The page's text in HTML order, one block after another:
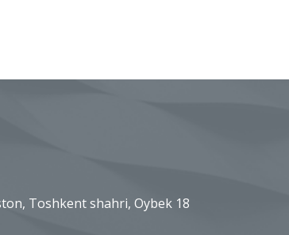
Toshkent shahri, Oybek 18